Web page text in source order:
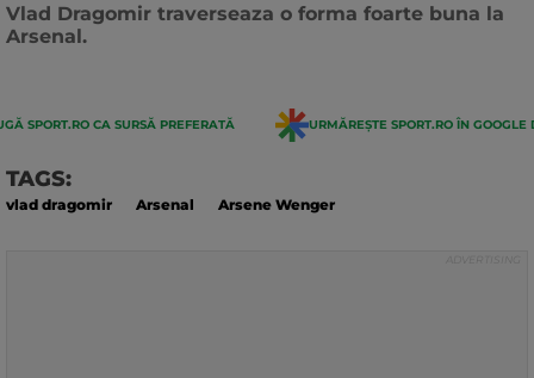
Vlad Dragomir traverseaza o forma foarte buna la
Arsenal.
SPORT.RO CA SURSĂ PREFERATĂ URMĂREȘTE SPORT.RO ÎN GOOGLE
TAGS:
vlad dragomir Arsenal Arsene Wenger